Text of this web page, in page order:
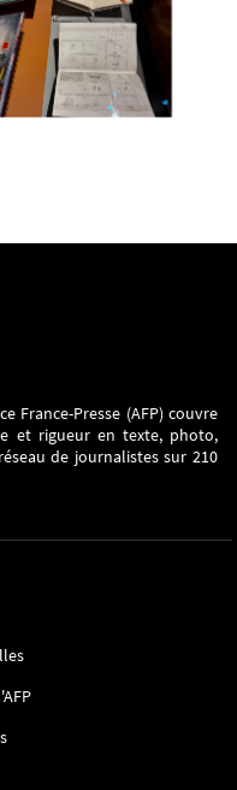
France-Presse (AFP) couvre
et rigueur en texte, photo,
de journalistes sur 210